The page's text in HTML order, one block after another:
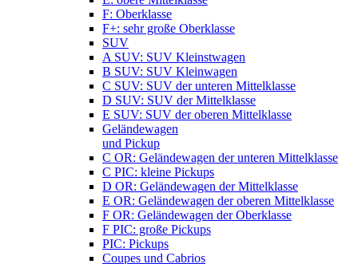
F: Oberklasse
F+: sehr große Oberklasse
SUV
A SUV: SUV Kleinstwagen
B SUV: SUV Kleinwagen
C SUV: SUV der unteren Mittelklasse
D SUV: SUV der Mittelklasse
E SUV: SUV der oberen Mittelklasse
Geländewagen
und Pickup
C OR: Geländewagen der unteren Mittelklasse
C PIC: kleine Pickups
D OR: Geländewagen der Mittelklasse
E OR: Geländewagen der oberen Mittelklasse
F OR: Geländewagen der Oberklasse
F PIC: große Pickups
PIC: Pickups
Coupes und Cabrios